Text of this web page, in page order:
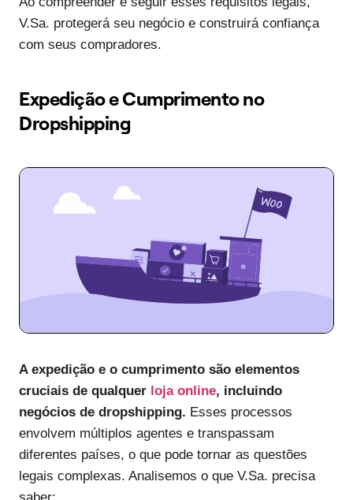
V.Sa. protegerá seu negócio e construirá confiança
com seus compradores.
Expedição e Cumprimento no
Dropshipping
A expedição e o cumprimento são elementos
cruciais de qualquer loja online, incluindo
negócios de dropshipping. Esses processos
envolvem múltiplos agentes e transpassam
diferentes países, o que pode tornar as questões
legais complexas. Analisemos o que V.Sa. precisa
saber: